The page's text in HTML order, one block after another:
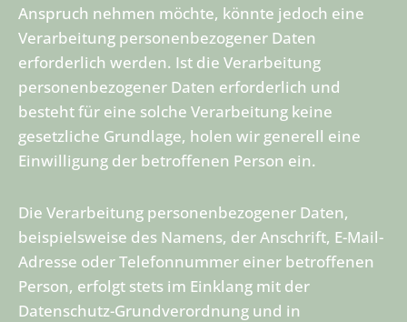
Anspruch nehmen möchte, könnte jedoch eine
Verarbeitung personenbezogener Daten
erforderlich werden. Ist die Verarbeitung
personenbezogener Daten erforderlich und
besteht für eine solche Verarbeitung keine
gesetzliche Grundlage, holen wir generell eine
Einwilligung der betroffenen Person ein.
Die Verarbeitung personenbezogener Daten,
beispielsweise des Namens, der Anschrift, E-Mail-
Adresse oder Telefonnummer einer betroffenen
Person, erfolgt stets im Einklang mit der
Datenschutz-Grundverordnung und in